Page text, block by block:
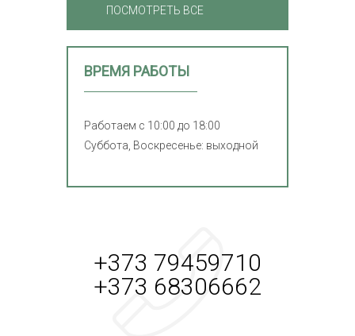
ПОСМОТРЕТЬ ВСЕ
ФОТОПУТЕШЕСТВИЯ
ВРЕМЯ РАБОТЫ
Работаем с 10:00 до 18:00
Суббота, Воскресенье: выходной
+373 79459710
+373 68306662